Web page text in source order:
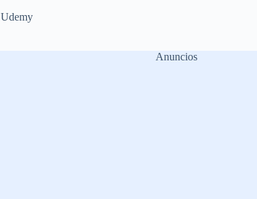
Udemy
Anuncios